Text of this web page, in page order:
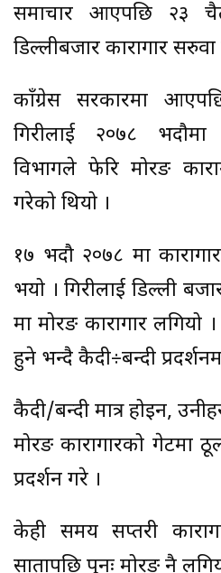
समाचार आएपछि २३
डिल्लीबजार कारागार सरुवा
काँग्रेस सरकारमा
गिरीलाई २०७८ भदौमा
विभागले फेरि मोरङ
गरेको थियो ।
१७ भदौ २०७८ मा
भयो । गिरीलाई डिल्ली
मा मोरङ कारागार
हुने भन्दै कैदी÷बन्दी
कैदी/बन्दी मात्र होइन,
मोरङ कारागारको गेटमा
प्रदर्शन गरे ।
केही समय सप्तरी
सातापछि पुनः मोरङ नै